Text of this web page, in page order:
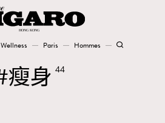
Wellness Paris Hommes
Fashion
瘦身 44